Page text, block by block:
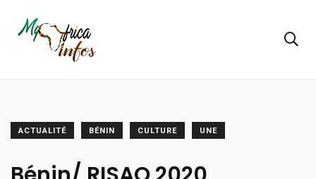
ACTUALITÉ BÉNIN CULTURE UNE